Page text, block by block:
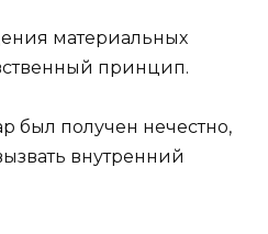
материальных
принцип.
был получен нечестно,
внутренний